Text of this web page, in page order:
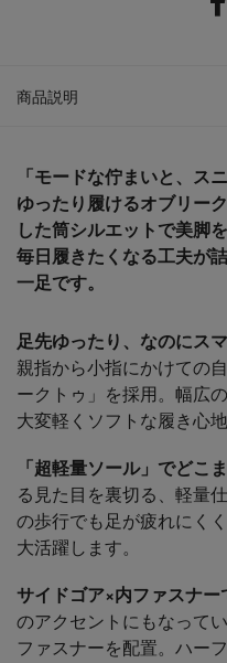
商品説明
「モードな佇まいと、ス
ゆったり履けるオブリー
した筒シルエットで美脚を
毎日履きたくなる工夫が
一足です。
足先ゆったり、なのにス
親指から小指にかけての
ークトゥ」を採用。幅広
大変軽くソフトな履き心地
「超軽量ソール」でどこ
る見た目を裏切る、軽量
の歩行でも足が疲れにく
大活躍します。
サイドゴア×内ファスナ
のアクセントにもなって
ファスナーを配置。ハー